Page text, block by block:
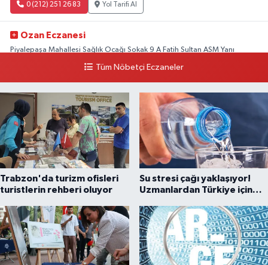
0 (212) 251 26 83 Yol Tarifi Al
Ozan Eczanesi
Piyalepaşa Mahallesi Sağlık Ocağı Sokak 9 A Fatih Sultan ASM Yanı
Yol Tarifi Al
Tüm Nöbetçi Eczaneler
Trabzon'da turizm ofisleri
turistlerin rehberi oluyor
Su stresi çağı yaklaşıyor!
Uzmanlardan Türkiye için